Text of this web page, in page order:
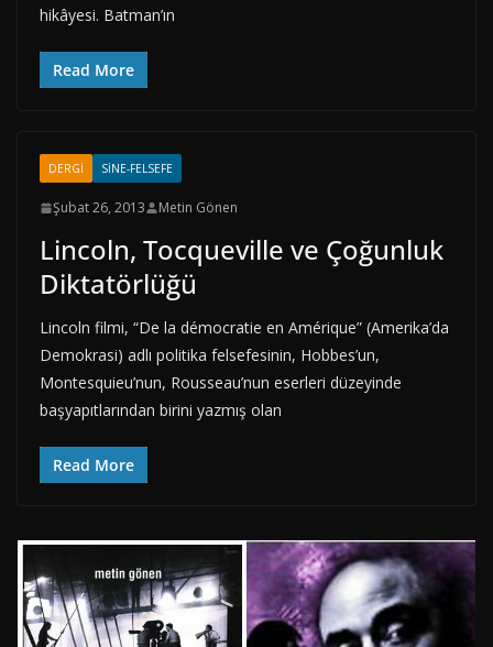
hikâyesi. Batman’ın
Read More
DERGI SINE-FELSEFE
Şubat 26, 2013 Metin Gönen
Lincoln, Tocqueville ve Çoğunluk
Diktatörlüğü
Lincoln filmi, “De la démocratie en Amérique” (Amerika’da
Demokrasi) adlı politika felsefesinin, Hobbes’un,
Montesquieu’nun, Rousseau’nun eserleri düzeyinde
başyapıtlarından birini yazmış olan
Read More